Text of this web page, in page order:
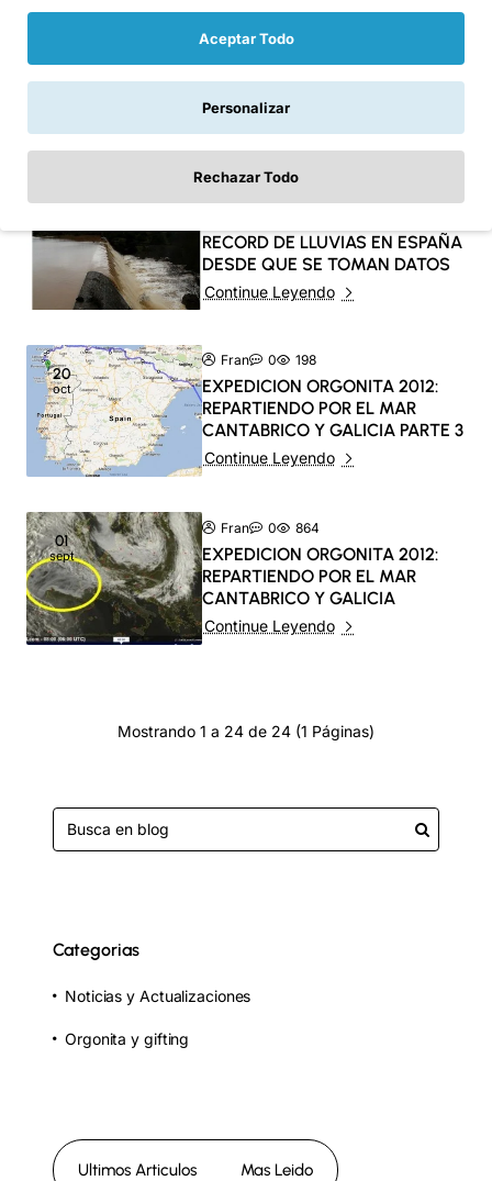
Fran 0
Expedicion Orgonita: Gifteando
Islas Canarias 2013 parte 2
Continue Leyendo
06
RECORD DE LLUVIAS EN ESPAÑA
DESDE QUE SE TOMAN DATOS
Continue Leyendo
20
oct
Fran 0 198
EXPEDICION ORGONITA 2012:
REPARTIENDO POR EL MAR
CANTABRICO Y GALICIA PARTE 3
Continue Leyendo
01
sept
Fran 0 864
EXPEDICION ORGONITA 2012:
REPARTIENDO POR EL MAR
CANTABRICO Y GALICIA
Continue Leyendo
Mostrando 1 a 24 de 24 (1 Páginas)
Categorias
Noticias y Actualizaciones
Orgonita y gifting
Ultimos Articulos Mas Leido
Aceptar Todo
Personalizar
Rechazar Todo